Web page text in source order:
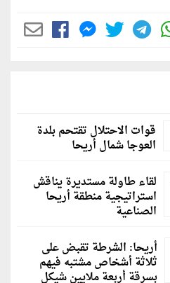
قوات الاحتلال تقتحم بلدة
العوجا شمال أريحا
لقاء طاولة مستديرة يناقش
استراتيجية منطقة أريحا
الصناعية
أريحا: الشرطة تقبض على
ثلاثة أشخاص مشتبه فيهم
بسرقة أربعة ملايين شيكل